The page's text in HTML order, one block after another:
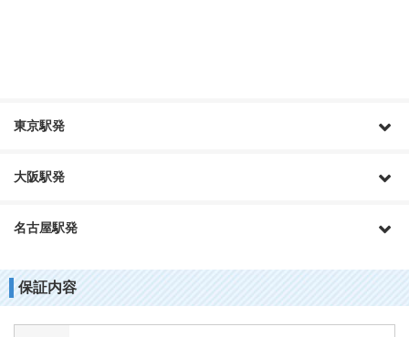
東京駅発
大阪駅発
名古屋駅発
保証内容